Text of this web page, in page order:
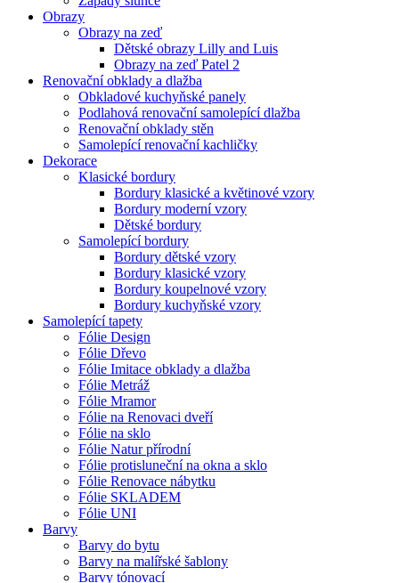
Obrazy
Obrazy na zeď
Dětské obrazy Lilly and Luis
Obrazy na zeď Patel 2
Renovační obklady a dlažba
Obkladové kuchyňské panely
Podlahová renovační samolepící dlažba
Renovační obklady stěn
Samolepící renovační kachličky
Dekorace
Klasické bordury
Bordury klasické a květinové vzory
Bordury moderní vzory
Dětské bordury
Samolepící bordury
Bordury dětské vzory
Bordury klasické vzory
Bordury koupelnové vzory
Bordury kuchyňské vzory
Samolepící tapety
Fólie Design
Fólie Dřevo
Fólie Imitace obklady a dlažba
Fólie Metráž
Fólie Mramor
Fólie na Renovaci dveří
Fólie na sklo
Fólie Natur přírodní
Fólie protisluneční na okna a sklo
Fólie Renovace nábytku
Fólie SKLADEM
Fólie UNI
Barvy
Barvy do bytu
Barvy na malířské šablony
Barvy tónovací